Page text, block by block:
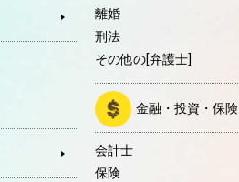
離婚
刑法
その他の[弁護士]
金融・投資・保険
会計士
保険